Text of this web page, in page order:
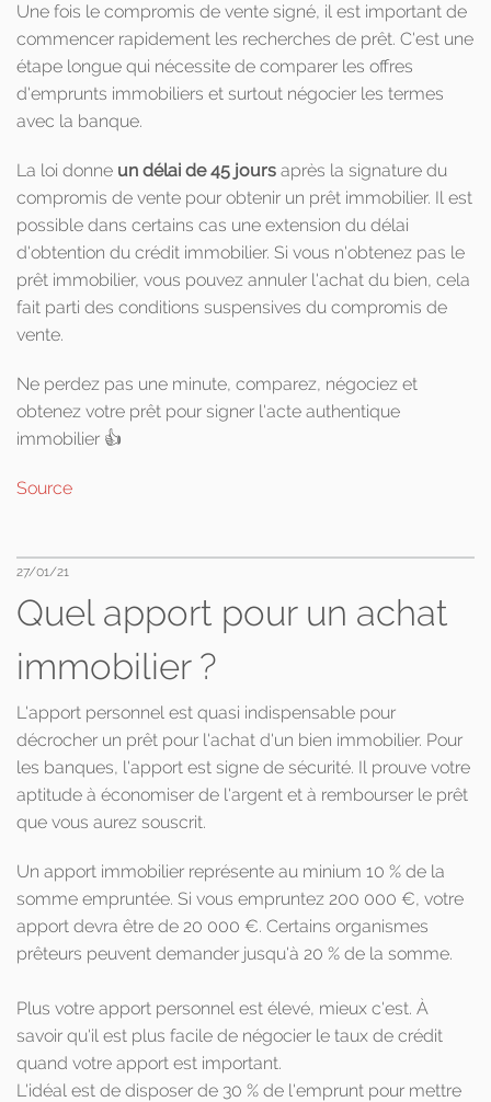
Une fois le compromis de vente signé, il est important de
commencer rapidement les recherches de prêt. C'est une
étape longue qui nécessite de comparer les offres
d'emprunts immobiliers et surtout négocier les termes
avec la banque.
La loi donne un délai de 45 jours après la signature du
compromis de vente pour obtenir un prêt immobilier. Il est
possible dans certains cas une extension du délai
d'obtention du crédit immobilier. Si vous n'obtenez pas le
prêt immobilier, vous pouvez annuler l'achat du bien, cela
fait parti des conditions suspensives du compromis de
vente.
Ne perdez pas une minute, comparez, négociez et
obtenez votre prêt pour signer l'acte authentique
immobilier 👍
Source
27/01/21
Quel apport pour un achat
immobilier ?
L'apport personnel est quasi indispensable pour
décrocher un prêt pour l'achat d'un bien immobilier. Pour
les banques, l'apport est signe de sécurité. Il prouve votre
aptitude à économiser de l'argent et à rembourser le prêt
que vous aurez souscrit.
Un apport immobilier représente au minium 10 % de la
somme empruntée. Si vous empruntez 200 000 €, votre
apport devra être de 20 000 €. Certains organismes
prêteurs peuvent demander jusqu'à 20 % de la somme.
Plus votre apport personnel est élevé, mieux c'est. À
savoir qu'il est plus facile de négocier le taux de crédit
quand votre apport est important.
L'idéal est de disposer de 30 % de l'emprunt pour mettre